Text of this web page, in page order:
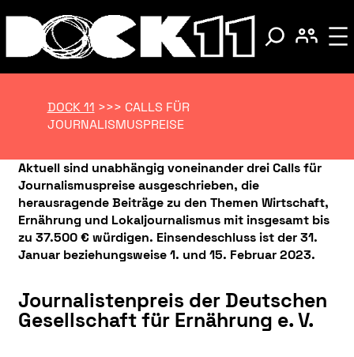
DOCK 11 >>> CALLS FÜR
JOURNALISMUSPREISE
Aktuell sind unabhängig voneinander drei Calls für
Journalismuspreise ausgeschrieben, die
herausragende Beiträge zu den Themen Wirtschaft,
Ernährung und Lokaljournalismus mit insgesamt bis
zu 37.500 € würdigen. Einsendeschluss ist der 31.
Januar beziehungsweise 1. und 15. Februar 2023.
Journalistenpreis der Deutschen
Gesellschaft für Ernährung e. V.